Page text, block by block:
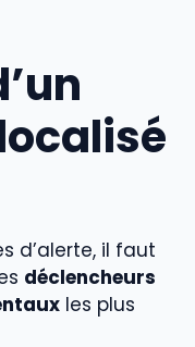
d’alerte, il faut
déclencheurs
les plus